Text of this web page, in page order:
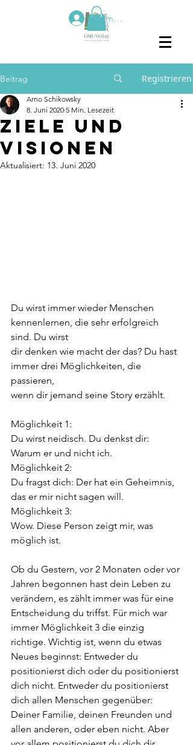
Anmelden
Beitrag Registrieren
Ziele und
Visionen
Arno Schikowsky
8. Juni 2020 5 Min. Lesezeit
Aktualisiert: 13. Juni 2020
Du wirst immer wieder Menschen
kennenlernen, die sehr erfolgreich
sind. Du wirst
dir denken wie macht der das? Du hast
immer drei Möglichkeiten, die
passieren,
wenn dir jemand seine Story erzählt.
Möglichkeit 1:
Du wirst neidisch. Du denkst dir:
Warum er und nicht ich.
Möglichkeit 2:
Du fragst dich: Der hat ein Geheimnis,
das er mir nicht sagen will.
Möglichkeit 3:
Wow. Diese Person zeigt mir, was
möglich ist.
Ob du Gestern, vor 2 Monaten oder vor
Jahren begonnen hast dein Leben zu
verändern, es zählt immer was für eine
Entscheidung du triffst. Für mich war
immer Möglichkeit 3 die einzig
richtige. Wichtig ist, wenn du etwas
Neues beginnst: Entweder du
positionierst dich oder du positionierst
dich nicht. Entweder du positionierst
dich allen Menschen gegenüber:
Deiner Familie, deinen Freunden und
allen anderen, oder eben nicht. Aber